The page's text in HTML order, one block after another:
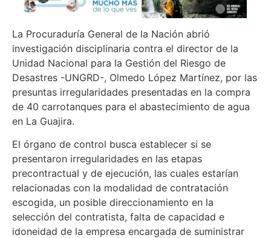
La Procuraduría General de la Nación abrió
investigación disciplinaria contra el director de la
Unidad Nacional para la Gestión del Riesgo de
Desastres -UNGRD-, Olmedo López Martínez, por las
presuntas irregularidades presentadas en la compra
de 40 carrotanques para el abastecimiento de agua
en La Guajira.
El órgano de control busca establecer si se
presentaron irregularidades en las etapas
precontractual y de ejecución, las cuales estarían
relacionadas con la modalidad de contratación
escogida, un posible direccionamiento en la
selección del contratista, falta de capacidad e
idoneidad de la empresa encargada de suministrar